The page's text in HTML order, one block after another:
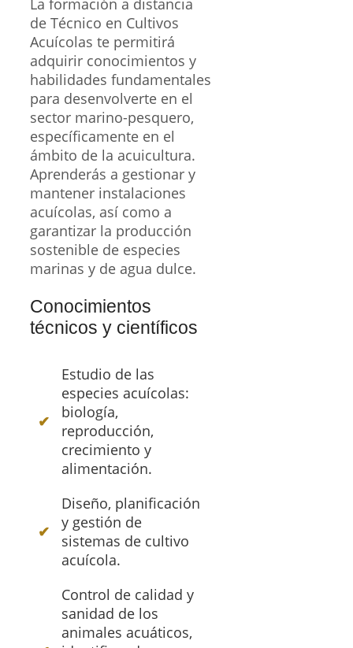
La formación a distancia
de Técnico en Cultivos
Acuícolas te permitirá
adquirir conocimientos y
habilidades fundamentales
para desenvolverte en el
sector marino-pesquero,
específicamente en el
ámbito de la acuicultura.
Aprenderás a gestionar y
mantener instalaciones
acuícolas, así como a
garantizar la producción
sostenible de especies
marinas y de agua dulce.
Conocimientos
técnicos y científicos
Estudio de las
especies acuícolas:
biología,
reproducción,
crecimiento y
alimentación.
Diseño, planificación
y gestión de
sistemas de cultivo
acuícola.
Control de calidad y
sanidad de los
animales acuáticos,